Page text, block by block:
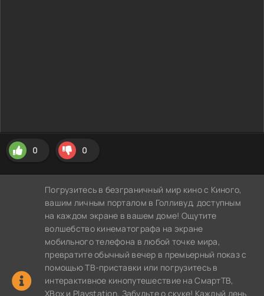
0 0
Погрузитесь в безграничный мир кино с Киного,
вашим личным порталом в Голливуд, доступным
на каждом экране в вашем доме! Ощутите
волшебство кинематографа на экране
мобильного телефона в любой точке мира,
превратите обычный вечер в премьерный показ с
помощью ТВ-приставки или погрузитесь в
интерактивное кинопутешествие на СмартТВ,
XBox и Playstation. Забудьте о скуке! Каждый день